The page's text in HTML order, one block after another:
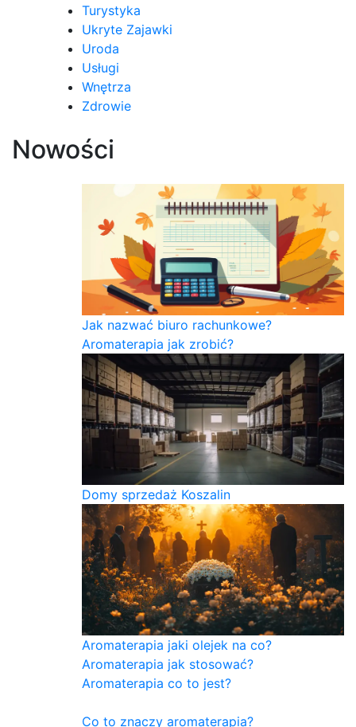
Turystyka
Ukryte Zajawki
Uroda
Usługi
Wnętrza
Zdrowie
Nowości
Jak nazwać biuro rachunkowe?
Aromaterapia jak zrobić?
Domy sprzedaż Koszalin
Aromaterapia jaki olejek na co?
Aromaterapia jak stosować?
Aromaterapia co to jest?
Co to znaczy aromaterapia?